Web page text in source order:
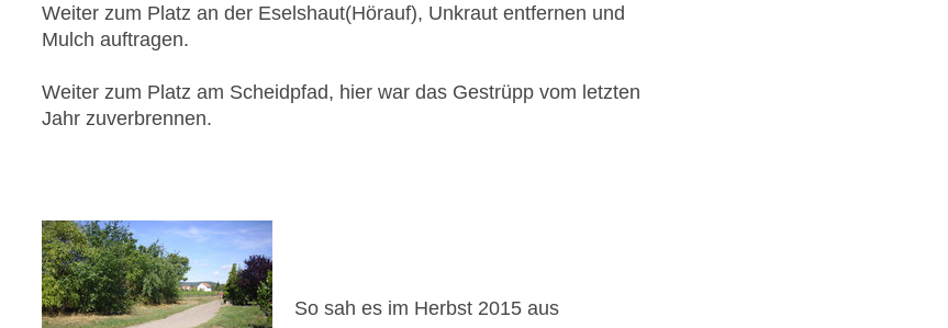
Weiter zum Platz an der Eselshaut(Hörauf), Unkraut entfernen und
Mulch auftragen.
Weiter zum Platz am Scheidpfad, hier war das Gestrüpp vom letzten
Jahr zuverbrennen.
So sah es im Herbst 2015 aus